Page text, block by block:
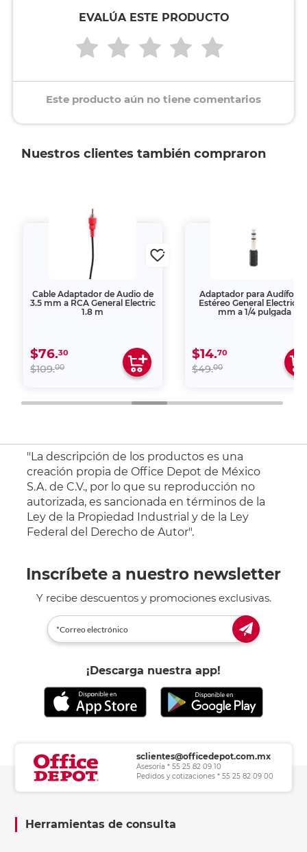
EVALÚA ESTE PRODUCTO
Este producto aún no tiene comentarios
Nuestros clientes también compraron
Cable Adaptador de Audio de
3.5 mm a RCA General Electric
1.8 m
$76.30
$109.00
Adaptador para
Estéreo General Electric
mm a 1/4 pulgada
$14.70
$49.00
"La descripción de los productos es una
creación propia de Office Depot de México
S.A. de C.V., por lo que su reproducción no
autorizada, es sancionada en términos de la
Ley de la Propiedad Industrial y de la Ley
Federal del Derecho de Autor".
Inscríbete a nuestro newsletter
Y recibe descuentos y promociones exclusivas.
¡Descarga nuestra app!
sclientes@officedepot.com.mx
Asesoría * 55 25 82 09 10
Pedidos y cotizaciones * 55 25 82 09 00
Herramientas de consulta